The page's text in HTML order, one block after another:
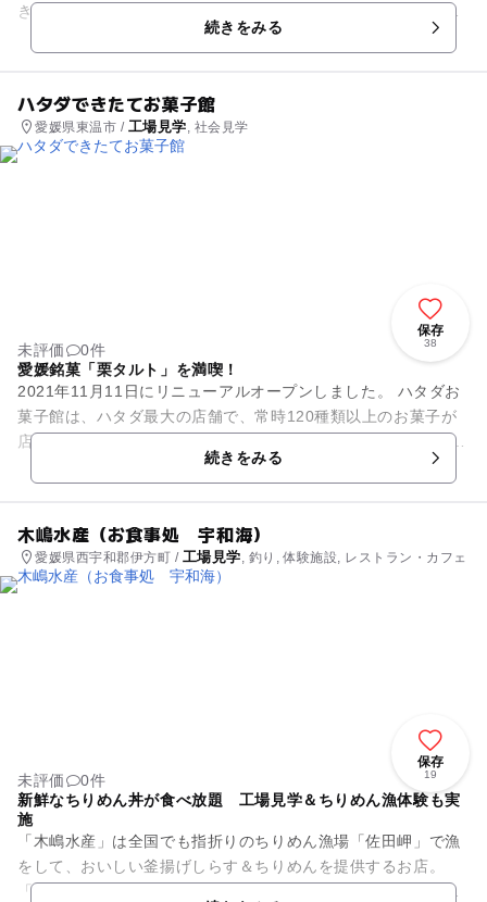
きます。製造体験コースでは、すり身から成形と本格的です。
普段はできているものを買う...続きをみる
ハタダできたてお菓子館
愛媛県東温市 / 工場見学 , 社会見学
保存
38
未評価
0件
愛媛銘菓「栗タルト」を満喫！
2021年11月11日にリニューアルオープンしました。 ハタダお
菓子館は、ハタダ最大の店舗で、常時120種類以上のお菓子が
店頭に並んでいます。 館内には工場もあり、ハタダ栗タルト、
続きをみる
木嶋水産（お食事処 宇和海）
愛媛県西宇和郡伊方町 / 工場見学 , 釣り, 体験施設, レストラン・カフェ
保存
19
未評価
0件
新鮮なちりめん丼が食べ放題 工場見学＆ちりめん漁体験も実
施
「木嶋水産」は全国でも指折りのちりめん漁場「佐田岬」で漁
をして、おいしい釜揚げしらす＆ちりめんを提供するお店。
「お食事処 宇和海」では、新鮮な「ちりめん丼」を頂けま